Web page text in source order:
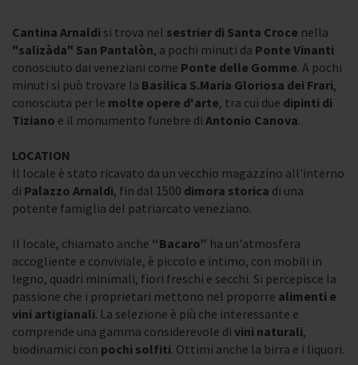
Cantina Arnaldi si trova nel sestrier di Santa Croce nella
"salizàda" San Pantalòn, a pochi minuti da Ponte Vinanti
conosciuto dai veneziani come Ponte delle Gomme. A pochi
minuti si può trovare la Basilica S.Maria Gloriosa dei Frari,
conosciuta per le molte opere d'arte, tra cui due dipinti di
Tiziano e il monumento funebre di Antonio Canova.
LOCATION
Il locale è stato ricavato da un vecchio magazzino all'interno
di Palazzo Arnaldi, fin dal 1500 dimora storica di una
potente famiglia del patriarcato veneziano.
Il locale, chiamato anche “Bacaro” ha un'atmosfera
accogliente e conviviale, è piccolo e intimo, con mobili in
legno, quadri minimali, fiori freschi e secchi. Si percepisce la
passione che i proprietari mettono nel proporre alimenti e
vini artigianali. La selezione è più che interessante e
comprende una gamma considerevole di vini naturali,
biodinamici con pochi solfiti. Ottimi anche la birra e i liquori.